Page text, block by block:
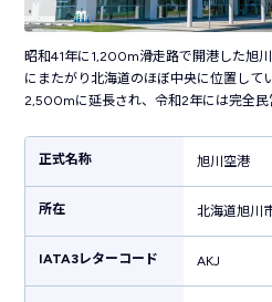
昭和41年に1,200m滑走路で開港した旭
にまたがり北海道のほぼ中央に位置して
2,500mに延長され、令和2年には完全
支える専門の除雪隊「WAX WINGS（ワ
ており、年間を通して99％の就航率を誇
は新千歳空港よりも旭川空港の利用客が
ても重要な役割を担っています。
正式名称 旭川空港
所在 北海道旭川
IATA3レターコード AKJ